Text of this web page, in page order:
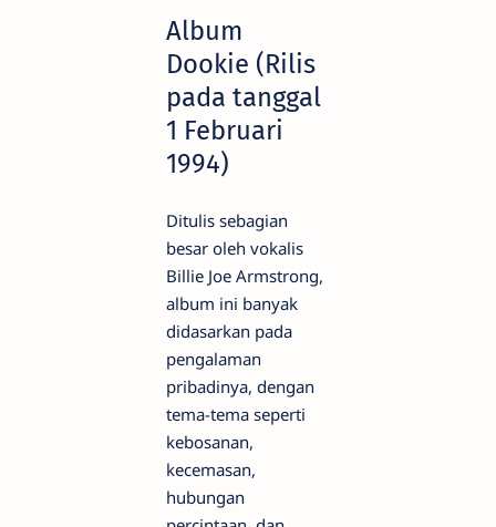
Album
Dookie (Rilis
pada tanggal
1 Februari
1994)
Ditulis sebagian
besar oleh vokalis
Billie Joe Armstrong,
album ini banyak
didasarkan pada
pengalaman
pribadinya, dengan
tema-tema seperti
kebosanan,
kecemasan,
hubungan